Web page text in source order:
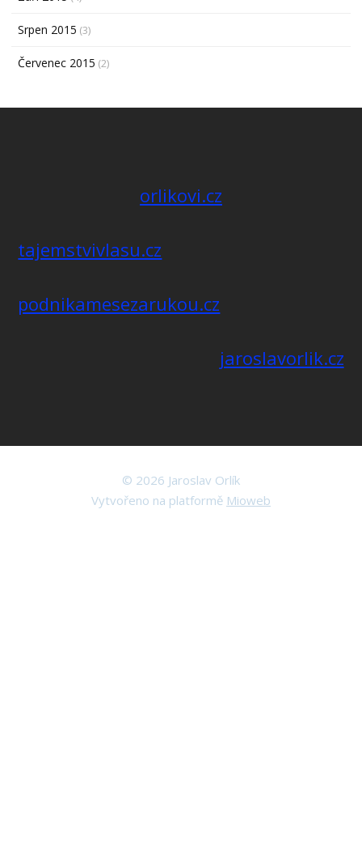
Srpen 2015 (3)
Červenec 2015 (2)
orlikovi.cz
tajemstvivlasu.cz
podnikamesezarukou.cz
jaroslavorlik.cz
© 2026 Jaroslav Orlík
Vytvořeno na platformě Mioweb